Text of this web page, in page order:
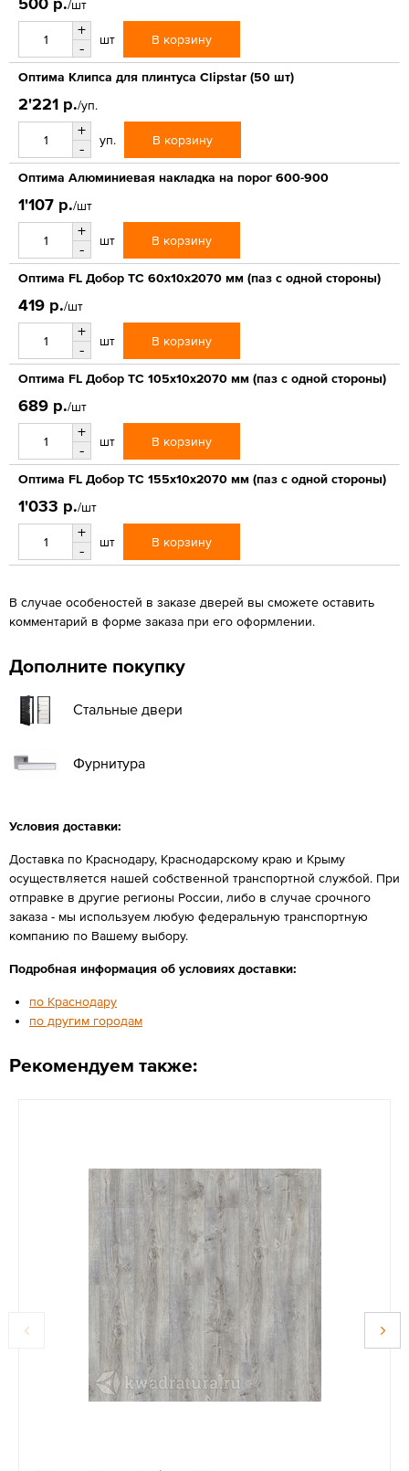
/шт
+
-
шт В корзину
Оптима Клипса для плинтуса Clipstar (50 шт)
2'221 р./уп.
+
-
уп. В корзину
Оптима Алюминиевая накладка на порог 600-900
1'107 р./шт
+
-
шт В корзину
Оптима FL Добор ТС 60х10х2070 мм (паз с одной стороны)
419 р./шт
+
-
шт В корзину
Оптима FL Добор ТС 105х10х2070 мм (паз с одной стороны)
689 р./шт
+
-
шт В корзину
Оптима FL Добор ТС 155х10х2070 мм (паз с одной стороны)
1'033 р./шт
+
-
шт В корзину
В случае особеностей в заказе дверей вы сможете оставить
комментарий в форме заказа при его оформлении.
Дополните покупку
Стальные двери
Фурнитура
Условия доставки:
Доставка по Краснодару, Краснодарскому краю и Крыму
осуществляется нашей собственной транспортной службой. При
отправке в другие регионы России, либо в случае срочного
заказа - мы используем любую федеральную транспортную
компанию по Вашему выбору.
Подробная информация об условиях доставки:
по Краснодару
по другим городам
Рекомендуем также: